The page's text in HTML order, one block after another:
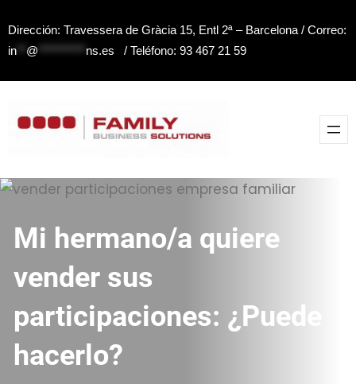
al
contenido
Dirección: Travessera de Gràcia 15, Entl 2ª – Barcelona / Correo:
in
@ ns.es / Teléfono: 93 467 21 59
Mi hermano/a quiere
vender sus
participaciones: ¿Puede
hacerlo?